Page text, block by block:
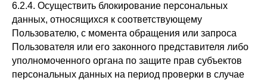
6.2.4. Осуществить блокирование персональных
данных, относящихся к соответствующему
Пользователю, с момента обращения или запроса
Пользователя или его законного представителя либо
уполномоченного органа по защите прав субъектов
персональных данных на период проверки в случае